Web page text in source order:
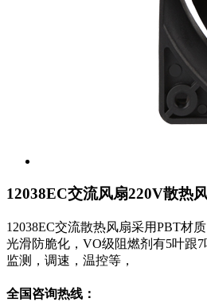
12038EC交流风扇220V散热
12038EC交流散热风扇采用PBT材
光滑防脆化，VO级阻燃剂有5叶跟7
监测，调速，温控等，
全国咨询热线：